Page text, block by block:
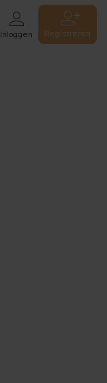
Inloggen Registreren